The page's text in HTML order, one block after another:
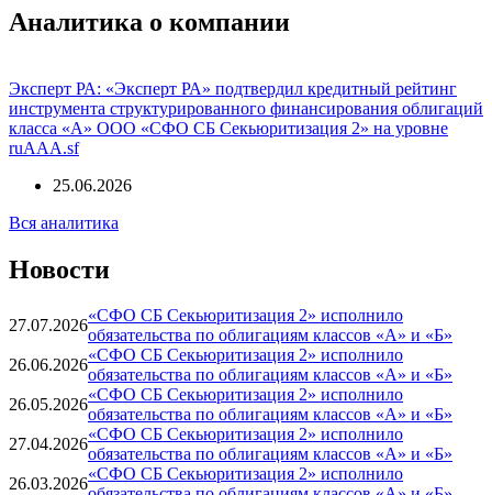
Вся доступная информация об организации в системе
Аналитика о компании
инструмента структурированного финансирования облигаций
ruAAA.sf
Новости
27.07.2026
«СФО СБ Секьюритизация 2» исполнило
обязательства по облигациям классов «А» и «Б»
26.06.2026
«СФО СБ Секьюритизация 2» исполнило
обязательства по облигациям классов «А» и «Б»
26.05.2026
«СФО СБ Секьюритизация 2» исполнило
обязательства по облигациям классов «А» и «Б»